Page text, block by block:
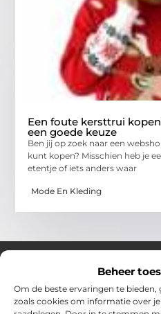
Beheer
Om de beste ervaringen te
zoals cookies om informatie over
Een foute kersttrui
een goede keuze
Ben jij op zoek naar een
kunt kopen? Misschien heb je
etentje of iets anders waar
Mode En Kleding
Over Chobmak
Jouw gids voor inspiratie en